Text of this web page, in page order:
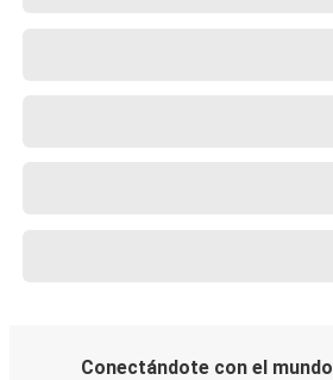
Conectándote con el mundo